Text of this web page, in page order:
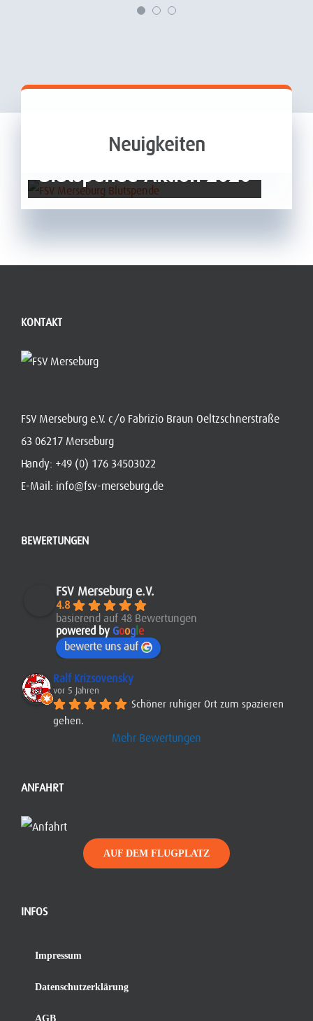
Neuigkeiten
Blutspende-Aktion 2020
KONTAKT
FSV Merseburg e.V. c/o Fabrizio Braun Oeltzschnerstraße
63 06217 Merseburg
Handy: +49 (0) 176 34503022
E-Mail: info@fsv-merseburg.de
BEWERTUNGEN
FSV Merseburg e.V.
4.8
basierend auf 48 Bewertungen
powered by Goog e
bewerte uns auf
Ralf Krizsovensky
vor 5 Jahren
Schöner ruhiger Ort zum spazieren
gehen.
Mehr Bewertungen
ANFAHRT
AUF DEM FLUGPLATZ
INFOS
Impressum
Datenschutzerklärung
AGB